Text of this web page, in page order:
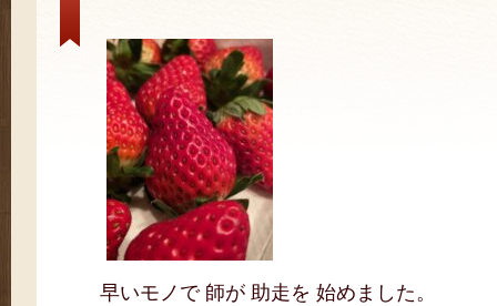
早いモノで 師が 助走を 始めました。